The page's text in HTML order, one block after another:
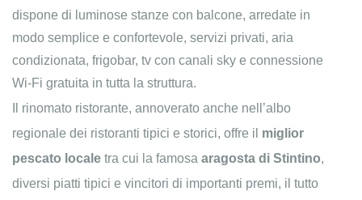
dispone di luminose stanze con balcone, arredate in
modo semplice e confortevole, servizi privati, aria
condizionata, frigobar, tv con canali sky e connessione
Wi-Fi gratuita in tutta la struttura.
Il rinomato ristorante, annoverato anche nell’albo
regionale dei ristoranti tipici e storici, offre il miglior
pescato locale tra cui la famosa aragosta di Stintino,
diversi piatti tipici e vincitori di importanti premi, il tutto